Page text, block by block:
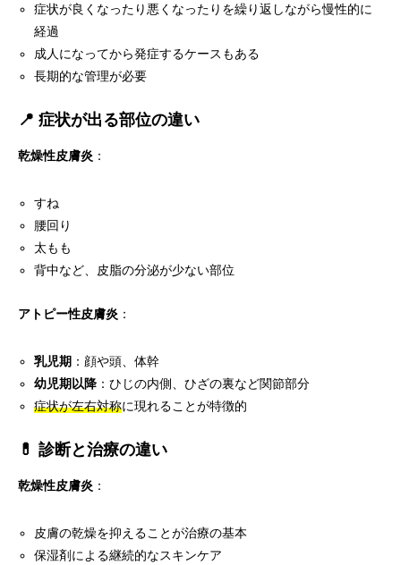
症状が良くなったり悪くなったりを繰り返しながら慢性的に
経過
成人になってから発症するケースもある
長期的な管理が必要
📍 症状が出る部位の違い
乾燥性皮膚炎 ：
すね
腰回り
太もも
背中など、皮脂の分泌が少ない部位
アトピー性皮膚炎 ：
乳児期 ：顔や頭、体幹
幼児期以降 ：ひじの内側、ひざの裏など関節部分
症状が左右対称に現れることが特徴的
💊 診断と治療の違い
乾燥性皮膚炎 ：
皮膚の乾燥を抑えることが治療の基本
保湿剤による継続的なスキンケア